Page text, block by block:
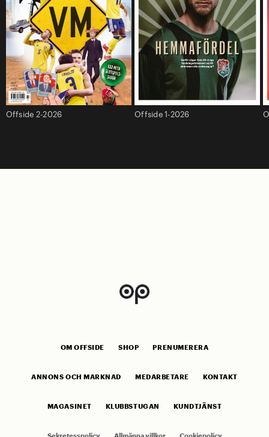
Offside 2-2026 Offside 1-2026
OM OFFSIDE SHOP PRENUMERERA
ANNONS OCH MARKNAD MEDARBETARE KONTAKT
MAGASINET KLUBBSTUGAN KUNDTJÄNST